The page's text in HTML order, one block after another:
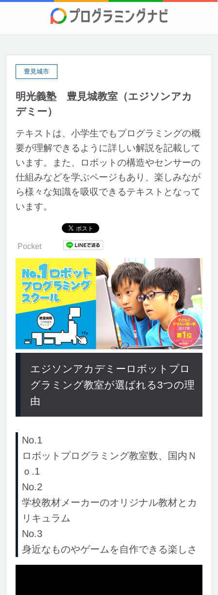
豊見城市
明光義塾 豊見城教室（エジソンアカ
デミー）
テキストは、小学生でもプログラミングの概
要が理解できるように詳しい解説を記載して
います。また、ロボットの構造やセンサーの
仕組みなどを学ぶページもあり、楽しみなが
ら様々な知識を吸収できるテキストとなって
います。
Pocket
エジソンアカデミーロボットプロ
グラミング教室が選ばれる3つの理
由
No.1
ロボットプログラミング教室数、国内Ｎ
ｏ.1
No.2
学校教材メーカーのオリジナル教材とカ
リキュラム
No.3
身近なものやゲームを自作できる楽しさ